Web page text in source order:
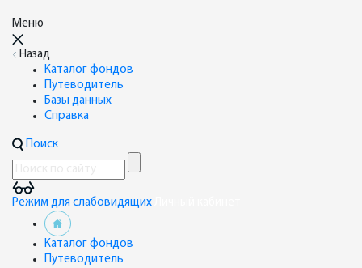
Меню
Назад
Каталог фондов
Путеводитель
Базы данных
Справка
Поиск
Режим для слабовидящих
Каталог фондов
Путеводитель